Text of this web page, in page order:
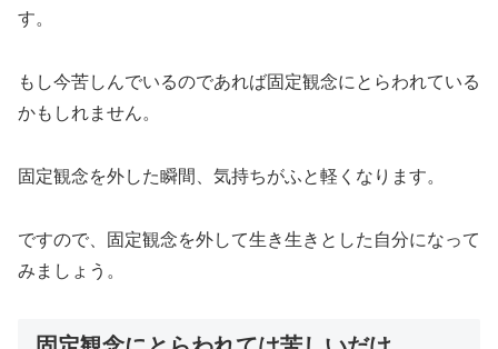
す。
もし今苦しんでいるのであれば固定観念にとらわれている
かもしれません。
固定観念を外した瞬間、気持ちがふと軽くなります。
ですので、固定観念を外して生き生きとした自分になって
みましょう。